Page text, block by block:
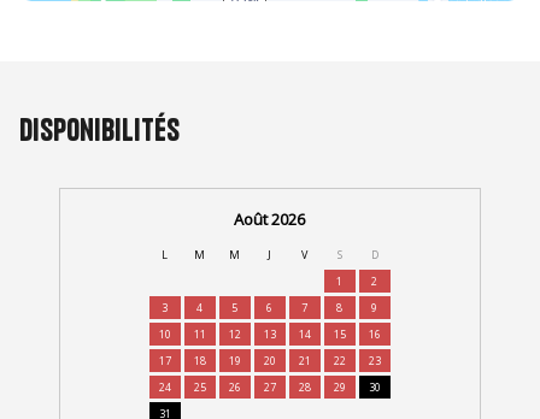
Disponibilités